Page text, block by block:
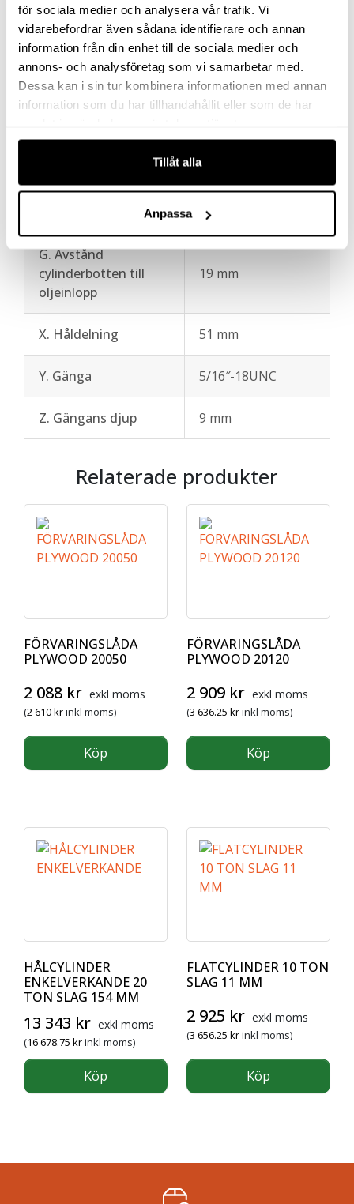
för sociala medier och analysera vår trafik. Vi
vidarebefordrar även sådana identifierare och annan
information från din enhet till de sociala medier och
annons- och analysföretag som vi samarbetar med.
Dessa kan i sin tur kombinera informationen med annan
information som du har tillhandahållit eller som de har
Tillåt alla
Anpassa
J. Kolvstångsgänga –
K.
Kolvstångsgängans
längd
–
2¾”-16N
L. Utvändig gänga på
G. Avstånd
cylinderbotten till
oljeinlopp
19 mm
X. Håldelning 51 mm
Y. Gänga 5/16″-18UNC
Z. Gängans djup 9 mm
Relaterade produkter
FÖRVARINGSLÅDA
PLYWOOD 20050
2 088 kr exkl moms
(2 610krinkl moms)
Köp
FÖRVARINGSLÅDA
PLYWOOD 20120
2 909 kr exkl moms
(3 636.25 krinkl moms)
Köp
HÅLCYLINDER
ENKELVERKANDE 20
TON SLAG 154 MM
13 343 kr exkl moms
(16 678.75 krinkl moms)
Köp
FLATCYLINDER 10 TON
SLAG 11 MM
2 925 kr exkl moms
(3 656.25 krinkl moms)
Köp